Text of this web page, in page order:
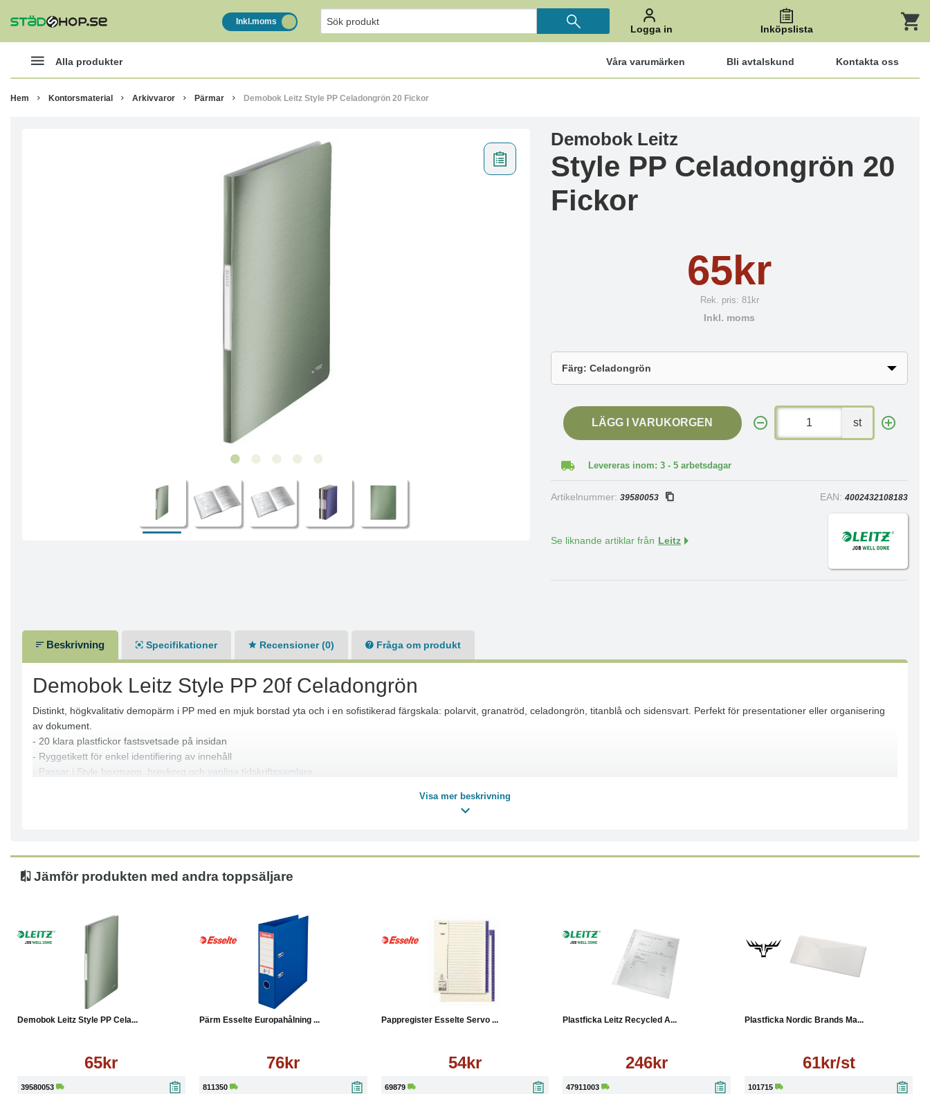
Inkl.moms
Logga in Inköpslista
Alla produkter Våra varumärken Bli avtalskund Kontakta oss
Hem Kontorsmaterial Arkivvaror Pärmar Demobok Leitz Style PP Celadongrön 20 Fickor
Demobok Leitz
Style PP Celadongrön 20
Fickor
65kr
Rek. pris: 81kr
Inkl. moms
LÄGG I VARUKORGEN st
Levereras inom: 3 - 5 arbetsdagar
Artikelnummer:39580053 EAN: 4002432108183
Se liknande artiklar från Leitz
Beskrivning Specifikationer Recensioner (0) Fråga om produkt
Demobok Leitz Style PP 20f Celadongrön
Distinkt, högkvalitativ demopärm i PP med en mjuk borstad yta och i en sofistikerad färgskala: polarvit, granatröd, celadongrön, titanblå och sidensvart. Perfekt för presentationer eller organisering
av dokument.
- 20 klara plastfickor fastsvetsade på insidan
- Ryggetikett för enkel identifiering av innehåll
- Passar i Style boxmapp, brevkorg och vanliga tidskriftssamlare
Visa mer beskrivning
Jämför produkten med andra toppsäljare
Demobok Leitz Style PP Cela...
65kr
39580053
Pärm Esselte Europahålning ...
76kr
811350
Pappregister Esselte Servo ...
54kr
69879
Plastficka Leitz Recycled A...
246kr
47911003
Plastficka Nordic Brands Ma...
61kr/st
101715